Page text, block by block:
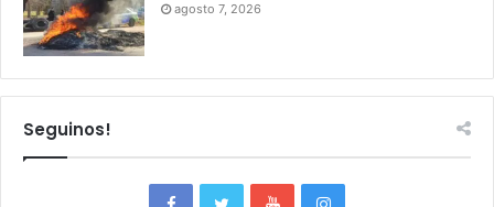
agosto 7, 2026
Seguinos!